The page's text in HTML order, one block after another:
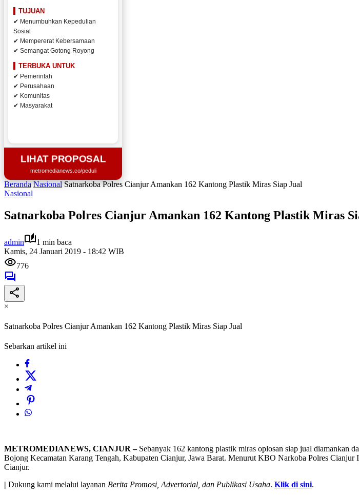
TUJUAN
✔ Menumbuhkan Kepedulian
Sosial
✔ Mempererat Kebersamaan
✔ Semangat Gotong Royong
TERBUKA UNTUK
✔ Pemerintah
✔ Perusahaan
✔ Komunitas
✔ Masyarakat
LIHAT PROPOSAL
metromedianews.co/peduli
Beranda Nasional Satnarkoba Polres Cianjur Amankan 162 Kantong Plastik Miras Siap Jual
Nasional
Satnarkoba Polres Cianjur Amankan 162 Kantong Plastik Miras
admin
1 min baca
Kamis, 24 Januari 2019 - 18:42 WIB
776
×
Satnarkoba Polres Cianjur Amankan 162 Kantong Plastik Miras Siap Jual
Sebarkan artikel ini
METROMEDIANEWS, CIANJUR –Sebanyak 162 kantong plastik miras oplosan siap jual diamankan
Bojong Kecamatan Karang Tengah, Kabupaten Cianjur, Jawa Barat. Menurut KBO Narkoba Polres
Cianjur.
| Dukung kami melalui layanan Berita Promosi, Advertorial, dan Publikasi Usaha. Klik di sini.